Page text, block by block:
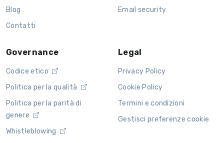
Blog
Contatti
Email security
Governance
Codice etico
Politica per la qualità
Politica per la parità di
genere
Whistleblowing
Legal
Privacy Policy
Cookie Policy
Termini e condizioni
Gestisci preferenze cookie